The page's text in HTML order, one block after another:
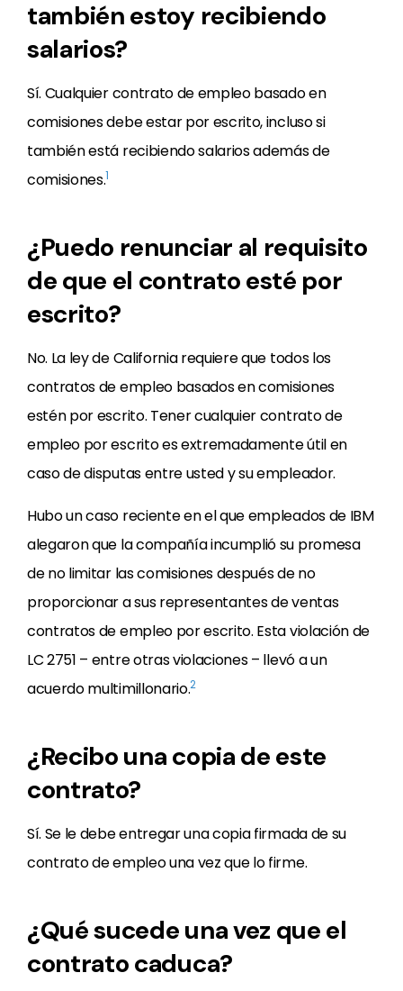
también estoy recibiendo
salarios?
Sí. Cualquier contrato de empleo basado en
comisiones debe estar por escrito, incluso si
también está recibiendo salarios además de
comisiones.1
¿Puedo renunciar al requisito
de que el contrato esté por
escrito?
No. La ley de California requiere que todos los
contratos de empleo basados en comisiones
estén por escrito. Tener cualquier contrato de
empleo por escrito es extremadamente útil en
caso de disputas entre usted y su empleador.
Hubo un caso reciente en el que empleados de IBM
alegaron que la compañía incumplió su promesa
de no limitar las comisiones después de no
proporcionar a sus representantes de ventas
contratos de empleo por escrito. Esta violación de
LC 2751 – entre otras violaciones – llevó a un
acuerdo multimillonario.2
¿Recibo una copia de este
contrato?
Sí. Se le debe entregar una copia firmada de su
contrato de empleo una vez que lo firme.
¿Qué sucede una vez que el
contrato caduca?